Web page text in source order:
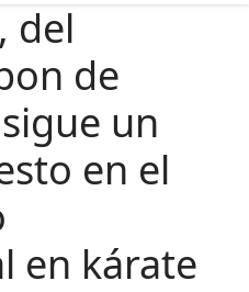
del
de
un
en el
en kárate